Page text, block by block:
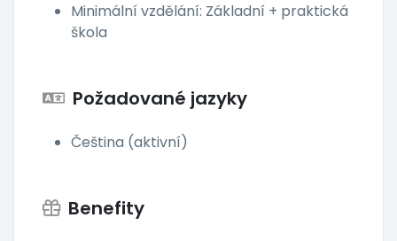
Minimální vzdělání: Základní + praktická
škola
Požadované jazyky
Čeština (aktivní)
Benefity